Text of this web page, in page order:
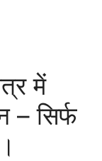
में
– सिर्फ